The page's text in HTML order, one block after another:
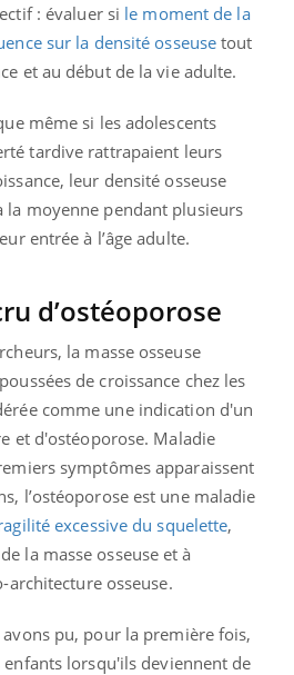
: évaluer si le moment de la
sur la densité osseuse tout
et au début de la vie adulte.
même si les adolescents
tardive rattrapaient leurs
leur densité osseuse
la moyenne pendant plusieurs
entrée à l’âge adulte.
d’ostéoporose
la masse osseuse
de croissance chez les
comme une indication d'un
et d'ostéoporose. Maladie
symptômes apparaissent
l’ostéoporose est une maladie
excessive du squelette,
la masse osseuse et à
osseuse.
pu, pour la première fois,
lorsqu'ils deviennent de